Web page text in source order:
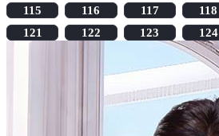
115
116 117 118
121
122 123 124